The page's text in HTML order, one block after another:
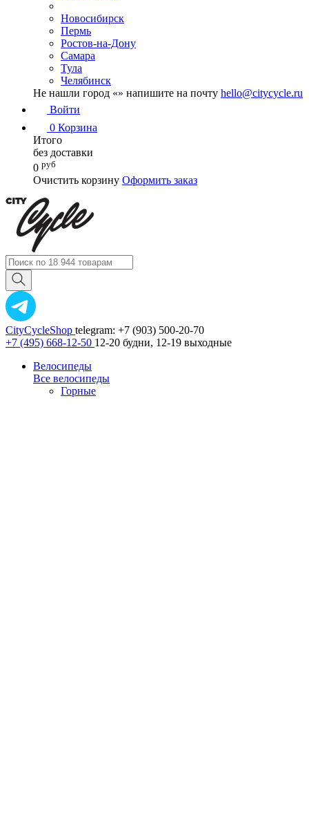
Новосибирск
Пермь
Ростов-на-Дону
Самара
Тула
Челябинск
Не нашли город «» напишите на почту hello@citycycle.ru
Войти
0 Корзина
Итого
без доставки
0 руб
Очистить корзину Оформить заказ
CityCycleShop telegram: +7 (903) 500-20-70
+7 (495) 668-12-50 12-20 будни, 12-19 выходные
Велосипеды
Все велосипеды
Горные